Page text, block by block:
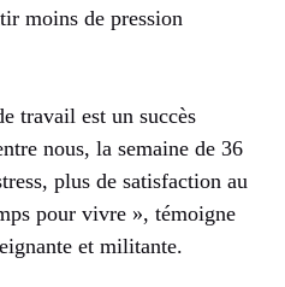
moins de pression
travail est un succès
nous, la semaine de 36
plus de satisfaction au
pour vivre », témoigne
et militante.